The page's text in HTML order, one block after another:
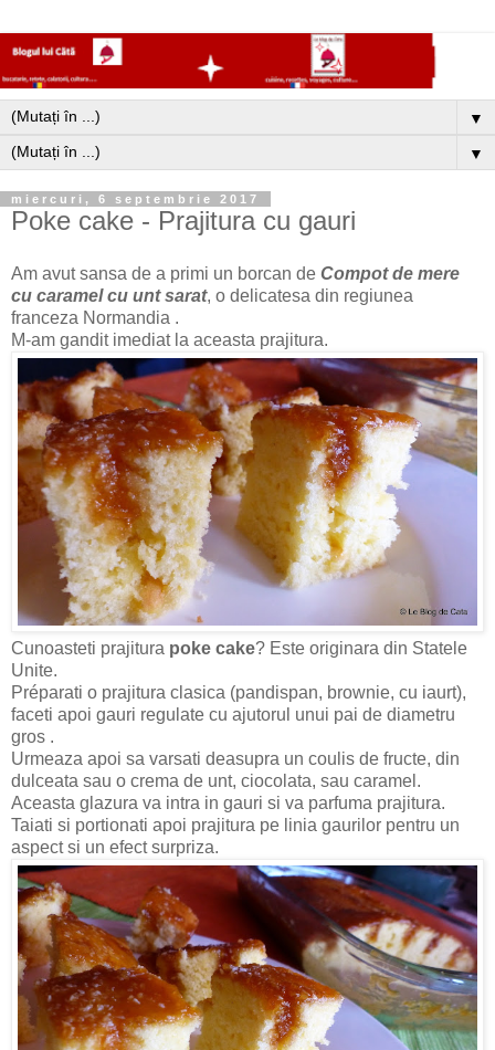
▼
▼
miercuri, 6 septembrie 2017
Poke cake - Prajitura cu gauri
Am avut sansa de a primi un borcan de Compot de mere
cu caramel cu unt sarat, o delicatesa din regiunea
franceza Normandia .
M-am gandit imediat la aceasta prajitura.
Cunoasteti prajitura poke cake? Este originara din Statele
Unite.
Préparati o prajitura clasica (pandispan, brownie, cu iaurt),
faceti apoi gauri regulate cu ajutorul unui pai de diametru
gros .
Urmeaza apoi sa varsati deasupra un coulis de fructe, din
dulceata sau o crema de unt, ciocolata, sau caramel.
Aceasta glazura va intra in gauri si va parfuma prajitura.
Taiati si portionati apoi prajitura pe linia gaurilor pentru un
aspect si un efect surpriza.